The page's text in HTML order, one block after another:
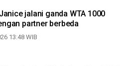
jalani ganda WTA 1000
partner berbeda
13:48 WIB